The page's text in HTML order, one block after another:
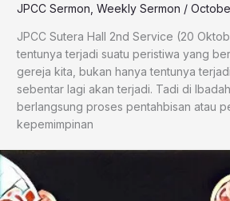
JPCC Sermon Weekly Sermon /
JPCC Sutera Hall 2nd Service (20
tentunya terjadi suatu peristiwa yang
gereja kita, bukan hanya tentunya
sebentar lagi akan terjadi. Tadi di
berlangsung proses pentahbisan atau
kepemimpinan